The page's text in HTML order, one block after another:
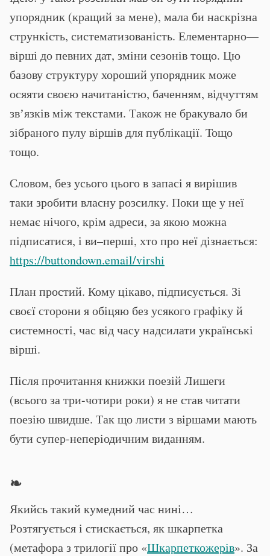
упорядник (кращий за мене), мала би наскрізна
стрункість, систематизованість. Елементарно—
вірші до певних дат, зміни сезонів тощо. Цю
базову структуру хороший упорядник може
осяяти своєю начитаністю, баченням, відчуттям
звʼязків між текстами. Також не бракувало би
зібраного пулу віршів для публікації. Тощо
тощо.
Словом, без усього цього в запасі я вирішив
таки зробити власну розсилку. Поки ще у неї
немає нічого, крім адреси, за якою можна
підписатися, і ви–перші, хто про неї дізнається:
https://buttondown.email/virshi
План простий. Кому цікаво, підписується. Зі
своєї сторони я обіцяю без усякого графіку й
системності, час від часу надсилати українські
вірші.
Після прочитання книжки поезій Лишеги
(всього за три-чотири роки) я не став читати
поезію швидше. Так що листи з віршами мають
бути супер-неперіодичним виданням.
❧
Якийсь такий кумедний час нині…
Розтягується і стискається, як шкарпетка
(метафора з трилогії про «Шкарпеткожерів». За